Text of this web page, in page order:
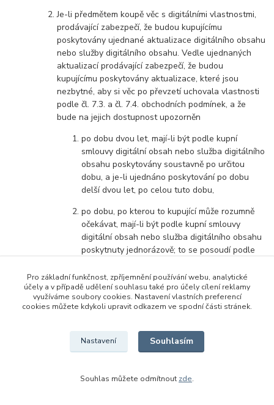
Je-li předmětem koupě věc s digitálními vlastnostmi,
prodávající zabezpečí, že budou kupujícímu
poskytovány ujednané aktualizace digitálního obsahu
nebo služby digitálního obsahu. Vedle ujednaných
aktualizací prodávající zabezpečí, že budou
kupujícímu poskytovány aktualizace, které jsou
nezbytné, aby si věc po převzetí uchovala vlastnosti
podle čl. 7.3. a čl. 7.4. obchodních podmínek, a že
bude na jejich dostupnost upozorněn
po dobu dvou let, mají-li být podle kupní
smlouvy digitální obsah nebo služba digitálního
obsahu poskytovány soustavně po určitou
dobu, a je-li ujednáno poskytování po dobu
delší dvou let, po celou tuto dobu,
po dobu, po kterou to kupující může rozumně
očekávat, mají-li být podle kupní smlouvy
digitální obsah nebo služba digitálního obsahu
poskytnuty jednorázově; to se posoudí podle
nebo služby digitálního obsahu a s
přihlédnutím k okolnostem při uzavření kupní
smlouvy a povaze závazku.
případě, že prodávající kupujícího před uzavřením
kupní smlouvy zvlášť upozornil, že aktualizace
kupní smlouvy výslovně souhlasil.
Pro základní funkčnost, zpříjemnění používání webu, analytické
účely a v případě udělení souhlasu také pro účely cílení reklamy
využíváme soubory cookies. Nastavení vlastních preferencí
cookies můžete kdykoli upravit odkazem ve spodní části stránek.
Nastavení Souhlasím
Souhlas můžete odmítnout zde.